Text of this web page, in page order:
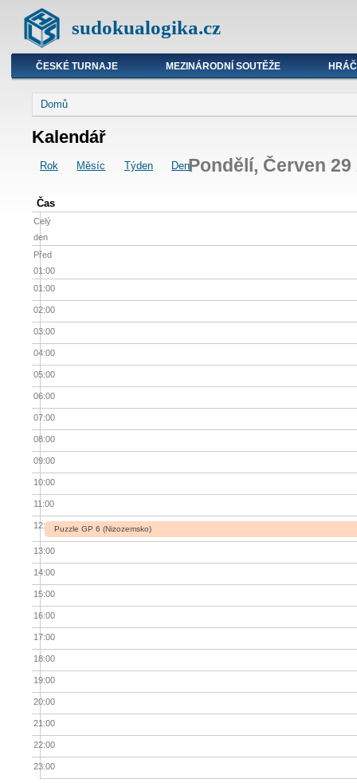
sudokualogika.cz
ČESKÉ TURNAJE MEZINÁRODNÍ SOUTĚŽE
Domů
Kalendář
Rok Měsíc Týden DenPondělí, Červen 29
Čas
Celý
den
Před
01:00
01:00
02:00
03:00
04:00
05:00
06:00
07:00
08:00
09:00
10:00
11:00
12:00Puzzle GP 6 (Nizozemsko)
13:00
14:00
15:00
16:00
17:00
18:00
19:00
20:00
21:00
22:00
23:00